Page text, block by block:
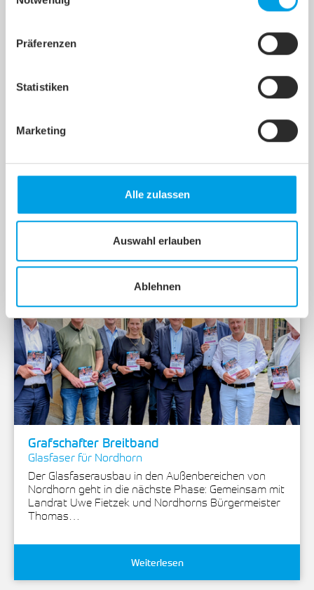
Applikationen auf Ihrem Rechner installiert oder gestartet.
Präferenzen
Statistiken
Marketing
Alle zulassen
Auswahl erlauben
Ablehnen
Rödemis, Dreimühlen und Norderschlag
Glasfasernetzes in Rödemis, Dreimühlen und
Weiterlesen
Grafschafter Breitband
Glasfaser für Nordhorn
Der Glasfaserausbau in den Außenbereichen von
Nordhorn geht in die nächste Phase: Gemeinsam mit
Landrat Uwe Fietzek und Nordhorns Bürgermeister
Thomas…
Weiterlesen